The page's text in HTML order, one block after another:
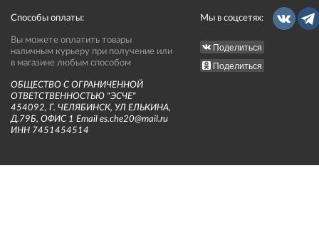
Способы оплаты:
Вы можете оплатить товары
наличным курьеру при получение или
в магазине любым способом
ОБЩЕСТВО С ОГРАНИЧЕННОЙ
ОТВЕТСТВЕННОСТЬЮ "ЭСЧЕ"
454092, Г. ЧЕЛЯБИНСК, УЛ ЕЛЬКИНА,
Д.79Б, ОФИС 1 Email es.che20@mail.ru
ИНН 7451454514
Мы в соцсетях:
Поделиться
Поделиться